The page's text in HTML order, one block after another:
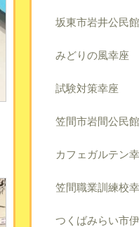
坂東市岩井公民
みどりの風幸座
試験対策幸座
笠間市岩間公民
カフェガルテン
笠間職業訓練校
つくばみらい市